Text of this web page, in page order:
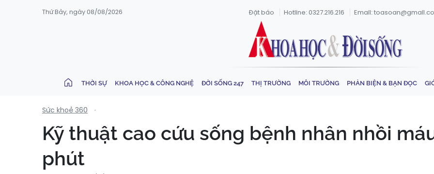
Thứ Bảy, ngày 08/08/2026 Đặt báo Hotline: 0327.216.216 Email:
THỜI SỰ KHOA HỌC & CÔNG NGHỆ ĐỜI SỐNG 247 THỊ TRƯỜNG MÔI TRƯỜNG PHẢN BIỆN & BẠN ĐỌC
Sức khoẻ 360
Kỹ thuật cao cứu sống bệnh nhân nhồi
phút